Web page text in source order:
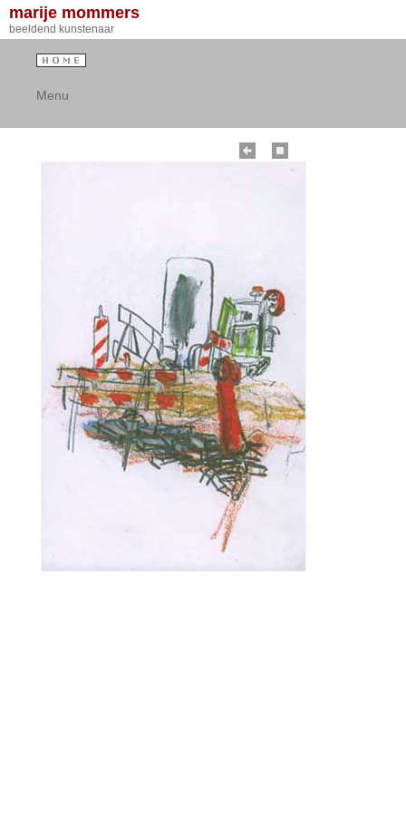
marije mommers
beeldend kunstenaar
Menu